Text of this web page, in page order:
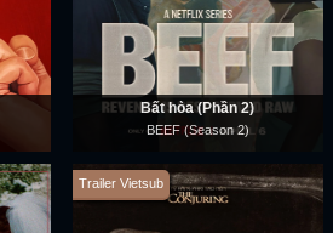
Bất hòa (Phần 2)
BEEF (Season 2)
Trailer Vietsub